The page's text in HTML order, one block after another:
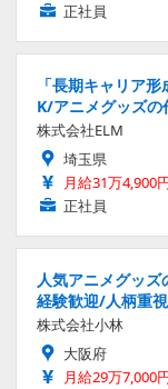
正社員
「長期キャリア
K/アニメグッズ
株式会社ELM
埼玉県
月給31万4,900
正社員
人気アニメグッ
経験歓迎/人柄重視
株式会社小林
大阪府
月給29万7,000